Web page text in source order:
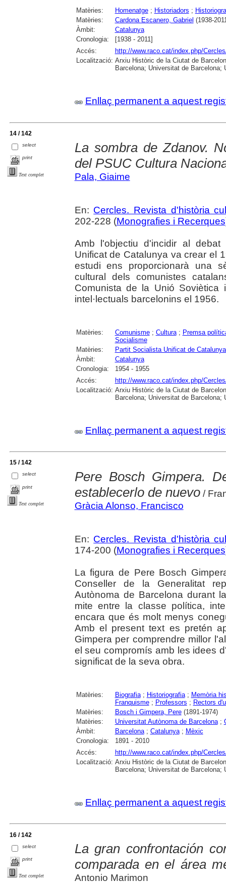
Matèries: Homenatge; Historiadors ;
Matèries:
Cardona Escanero, Gabriel (1938-
Àmbit:
Catalunya
Cronologia:
[1938 - 2011]
Accés:
http://www.raco.cat/index.php/
Localització: Arxiu Històric de la Ciutat de
Barcelona; Universitat de Barcelona;
Enllaç permanent a aquest
14 / 142
select
print
Text complet
La sombra de Zdanov.
del PSUC Cultura
Pala, Giaime
En: Cercles. Revista d'història
202-228 (Monografies i Recerques
Amb l'objectiu d'incidir al
Unificat de Catalunya va crear el
estudi ens proporcionarà una
cultural dels comunistes
Comunista de la Unió
intel·lectuals barcelonins el 1956.
Matèries: Comunisme; Cultura; Premsa
Socialisme
Matèries:
Partit Socialista Unificat de
Àmbit:
Catalunya
Cronologia:
1954 - 1955
Accés:
http://www.raco.cat/index.php/
Localització: Arxiu Històric de la Ciutat de
Barcelona; Universitat de Barcelona;
Enllaç permanent a aquest
15 / 142
select
print
Text complet
Pere Bosch Gimpera.
establecerlo de nuevo/
Gràcia Alonso, Francisco
En: Cercles. Revista d'història
174-200 (Monografies i Recerques
La figura de Pere Bosch
Conseller de la Generalitat
Autònoma de Barcelona durant
mite entre la classe política,
encara que és molt menys
Amb el present text es pretén
Gimpera per comprendre millor
el seu compromís amb les idees
significat de la seva obra.
Matèries: Biografia; Historiografia; Memòria
Franquisme; Professors ; Rectors
Matèries:
Bosch i Gimpera, Pere(1891-1974)
Matèries:
Universitat Autònoma de Barcelona;
Àmbit:
Barcelona; Catalunya; Mèxic
Cronologia:
1891 - 2010
Accés:
http://www.raco.cat/index.php/
Localització: Arxiu Històric de la Ciutat de
Barcelona; Universitat de Barcelona;
Enllaç permanent a aquest
16 / 142
select
print
Text complet
La gran confrontación
comparada en el área
Antonio Marimon